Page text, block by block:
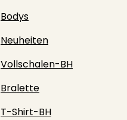
Bodys
Neuheiten
Vollschalen-BH
Bralette
T-Shirt-BH